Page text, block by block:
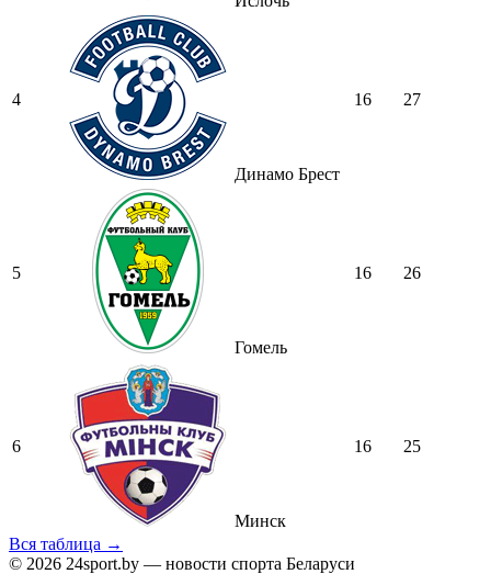
4
Динамо Брест
16 27
5
Гомель
16 26
6
Минск
16 25
Вся таблица →
© 2026 24sport.by — новости спорта Беларуси